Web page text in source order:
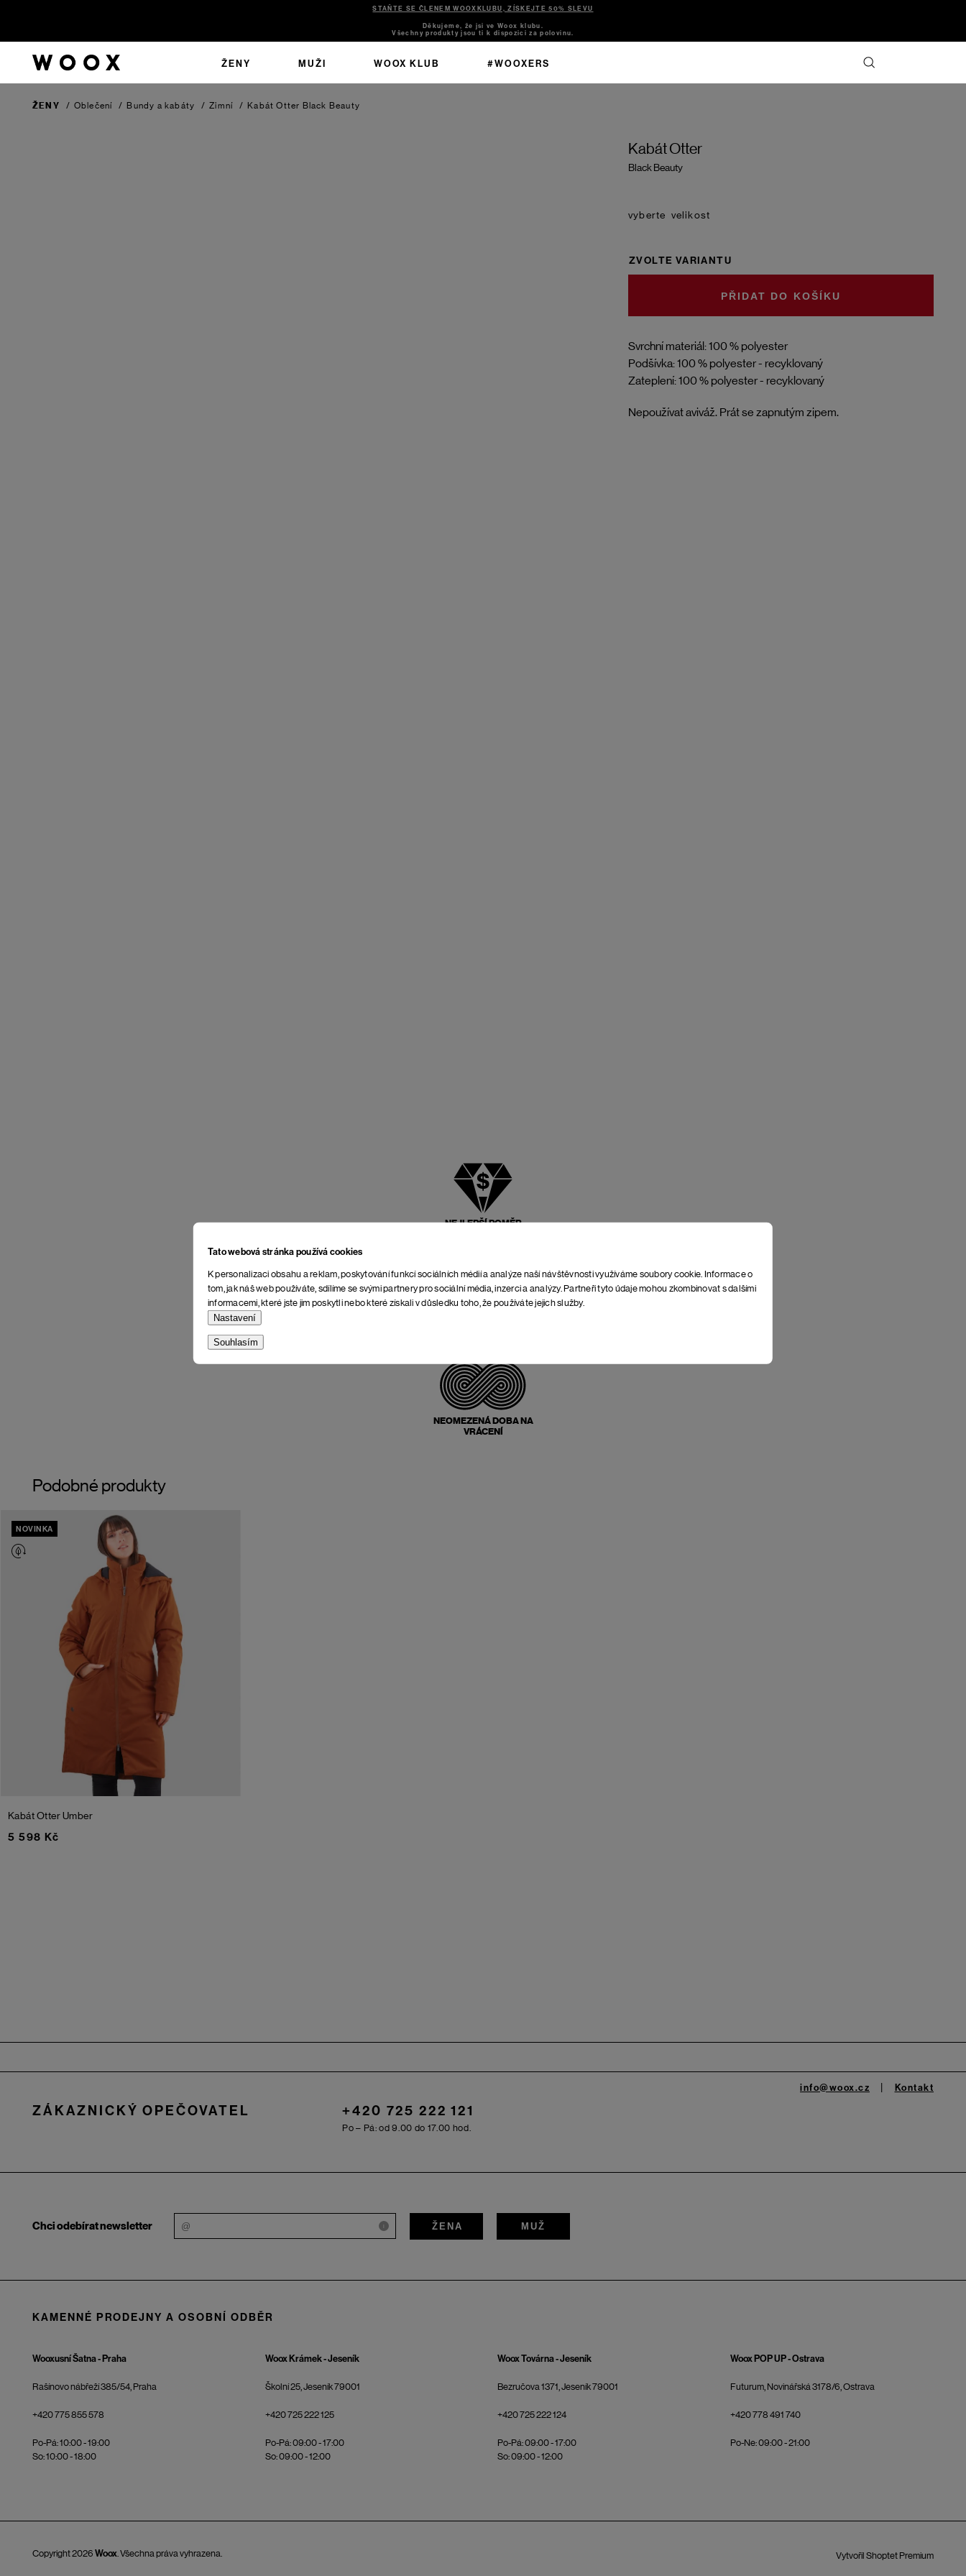
Tato webová stránka používá cookies
K personalizaci obsahu a reklam, poskytování funkcí sociálních médií a analýze naší návštěvnosti využíváme soubory cookie. Informace o
tom, jak náš web používáte, sdílíme se svými partnery pro sociální média, inzerci a analýzy. Partneři tyto údaje mohou zkombinovat s dalšími
informacemi, které jste jim poskytli nebo které získali v důsledku toho, že používáte jejich služby.
Nastavení
Souhlasím
STAŇTE SE ČLENEM WOOXKLUBU, ZÍSKEJTE 50% SLEVU
Děkujeme, že jsi ve Woox klubu.
Všechny produkty jsou ti k dispozici za polovinu.
ŽENY MUŽI WOOX KLUB #WOOXERS
ŽENY / Oblečení / Bundy a kabáty / Zimní / Kabát Otter Black Beauty
Kabát Otter
Black Beauty
Svrchní materiál: 100 % polyester
Podšívka: 100 % polyester - recyklovaný
Zateplení: 100 % polyester - recyklovaný
Nepoužívat aviváž. Prát se zapnutým zipem.
velikost
ZVOLTE VARIANTU
DO KOŠÍKU
NEJLEPŠÍ POMĚR
NEOMEZENÁ DOBA NA
VRÁCENÍ
Podobné produkty
NOVINKA
Kabát OtterUmber
5 598 Kč
ZÁKAZNICKÝ OPEČOVATEL +420 725 222 121
Po – Pá: od 9.00 do 17.00 hod.
info@woox.cz Kontakt
Chci odebírat newsletter i ŽENA MUŽ
KAMENNÉ PRODEJNY A OSOBNÍ ODBĚR
Wooxusní Šatna - Praha
Rašínovo nábřeží 385/54, Praha
+420 775 855 578
Po-Pá: 10:00 - 19:00
So: 10:00 - 18:00
Woox Krámek - Jeseník
Školní 25, Jeseník 79001
+420 725 222 125
Po-Pá: 09:00 - 17:00
So: 09:00 - 12:00
Woox Továrna - Jeseník
Bezručova 1371, Jeseník 79001
+420 725 222 124
Po-Pá: 09:00 - 17:00
So: 09:00 - 12:00
Woox POP UP - Ostrava
Futurum, Novinářská 3178/6, Ostrava
+420 778 491 740
Po-Ne: 09:00 - 21:00
Vytvořil Shoptet Premium
Copyright 2026 Woox. Všechna práva vyhrazena.